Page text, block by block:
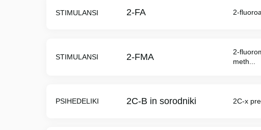
STIMULANSI 2-FA 2-
STIMULANSI 2-FMA
2-
meth...
PSIHEDELIKI 2C-B in sorodniki 2C-x